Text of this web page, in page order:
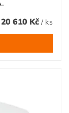
.
20 610 Kč / ks